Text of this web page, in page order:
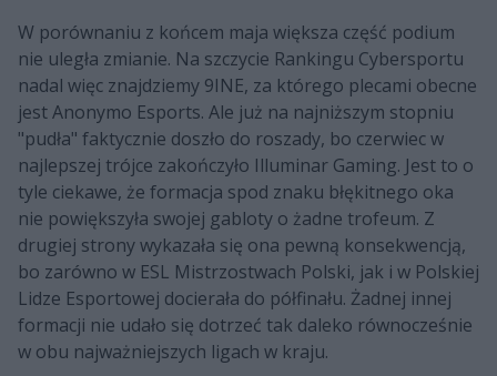
W porównaniu z końcem maja większa część podium
nie uległa zmianie. Na szczycie Rankingu Cybersportu
nadal więc znajdziemy 9INE, za którego plecami obecne
jest Anonymo Esports. Ale już na najniższym stopniu
"pudła" faktycznie doszło do roszady, bo czerwiec w
najlepszej trójce zakończyło Illuminar Gaming. Jest to o
tyle ciekawe, że formacja spod znaku błękitnego oka
nie powiększyła swojej gabloty o żadne trofeum. Z
drugiej strony wykazała się ona pewną konsekwencją,
bo zarówno w ESL Mistrzostwach Polski, jak i w Polskiej
Lidze Esportowej docierała do półfinału. Żadnej innej
formacji nie udało się dotrzeć tak daleko równocześnie
w obu najważniejszych ligach w kraju.